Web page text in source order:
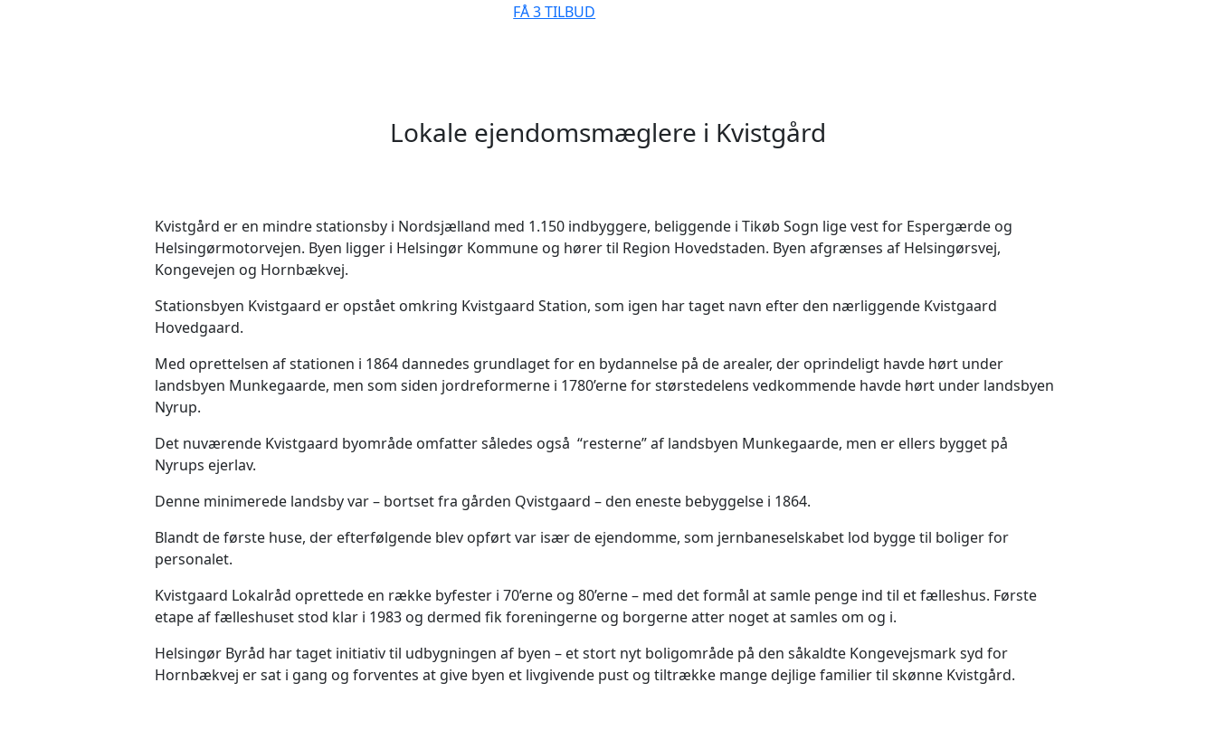
FÅ 3 TILBUD
Lokale ejendomsmæglere i Kvistgård
Kvistgård er en mindre stationsby i Nordsjælland med 1.150 indbyggere, beliggende i Tikøb Sogn lige vest for Espergærde og
Helsingørmotorvejen. Byen ligger i Helsingør Kommune og hører til Region Hovedstaden. Byen afgrænses af Helsingørsvej,
Kongevejen og Hornbækvej.
Stationsbyen Kvistgaard er opstået omkring Kvistgaard Station, som igen har taget navn efter den nærliggende Kvistgaard
Hovedgaard.
Med oprettelsen af stationen i 1864 dannedes grundlaget for en bydannelse på de arealer, der oprindeligt havde hørt under
landsbyen Munkegaarde, men som siden jordreformerne i 1780’erne for størstedelens vedkommende havde hørt under landsbyen
Nyrup.
Det nuværende Kvistgaard byområde omfatter således også “resterne” af landsbyen Munkegaarde, men er ellers bygget på
Nyrups ejerlav.
Denne minimerede landsby var – bortset fra gården Qvistgaard – den eneste bebyggelse i 1864.
Blandt de første huse, der efterfølgende blev opført var især de ejendomme, som jernbaneselskabet lod bygge til boliger for
personalet.
Kvistgaard Lokalråd oprettede en række byfester i 70’erne og 80’erne – med det formål at samle penge ind til et fælleshus. Første
etape af fælleshuset stod klar i 1983 og dermed fik foreningerne og borgerne atter noget at samles om og i.
Helsingør Byråd har taget initiativ til udbygningen af byen – et stort nyt boligområde på den såkaldte Kongevejsmark syd for
Hornbækvej er sat i gang og forventes at give byen et livgivende pust og tiltrække mange dejlige familier til skønne Kvistgård.